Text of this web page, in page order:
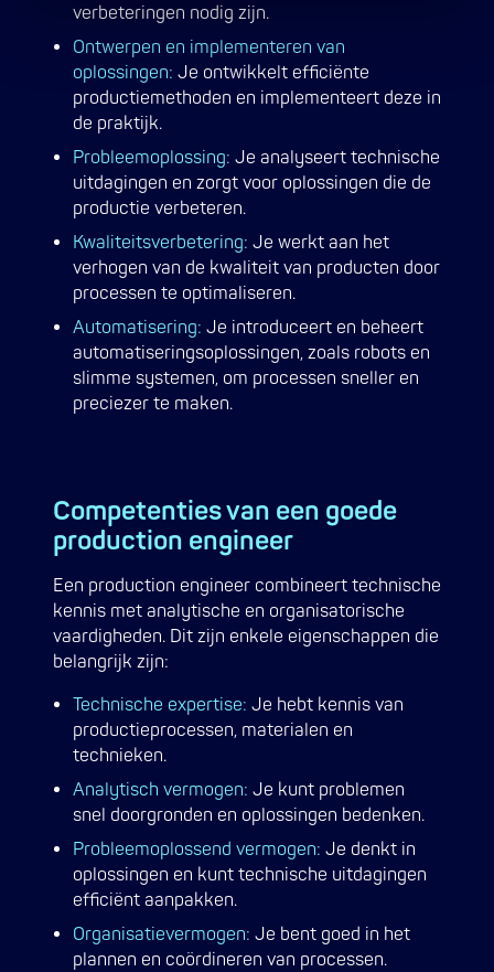
verbeteringen nodig zijn.
Ontwerpen en implementeren van
oplossingen: Je ontwikkelt efficiënte
productiemethoden en implementeert deze in
de praktijk.
Probleemoplossing: Je analyseert technische
uitdagingen en zorgt voor oplossingen die de
productie verbeteren.
Kwaliteitsverbetering: Je werkt aan het
verhogen van de kwaliteit van producten door
processen te optimaliseren.
Automatisering: Je introduceert en beheert
automatiseringsoplossingen, zoals robots en
slimme systemen, om processen sneller en
preciezer te maken.
Competenties van een goede
production engineer
Een production engineer combineert technische
kennis met analytische en organisatorische
vaardigheden. Dit zijn enkele eigenschappen die
belangrijk zijn:
Technische expertise: Je hebt kennis van
productieprocessen, materialen en
technieken.
Analytisch vermogen: Je kunt problemen
snel doorgronden en oplossingen bedenken.
Probleemoplossend vermogen: Je denkt in
oplossingen en kunt technische uitdagingen
efficiënt aanpakken.
Organisatievermogen: Je bent goed in het
plannen en coördineren van processen.